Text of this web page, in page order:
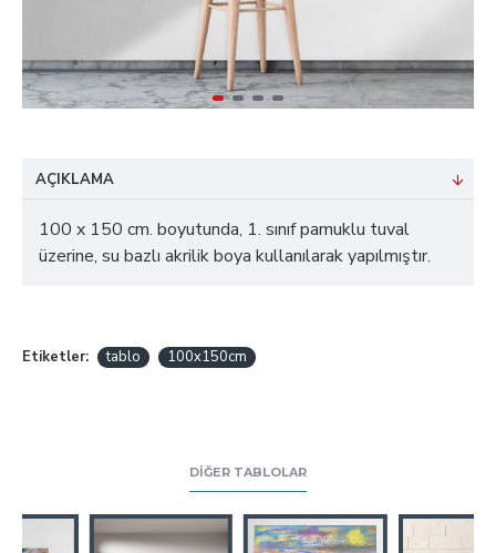
AÇIKLAMA
100 x 150 cm. boyutunda, 1. sınıf pamuklu tuval
üzerine, su bazlı akrilik boya kullanılarak yapılmıştır.
Etiketler: tablo 100x150cm
DIĞER TABLOLAR